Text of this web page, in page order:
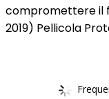
compromettere il
2019) Pellicola